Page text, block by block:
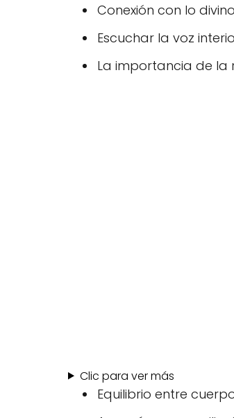
Conexión con lo
Escuchar la voz
La importancia de la
Clic para ver más
Equilibrio entre